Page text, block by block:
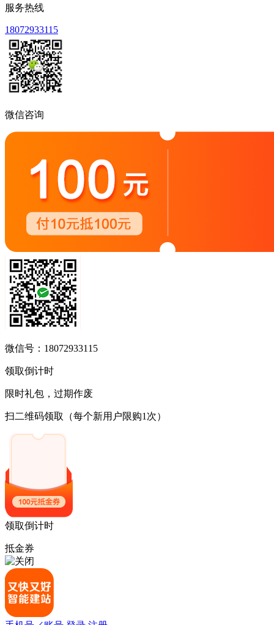
服务热线
18072933115
微信咨询
微信号：18072933115
领取倒计时
限时礼包，过期作废
扫二维码领取 （每个新用户限购1次）
领取倒计时
抵金券